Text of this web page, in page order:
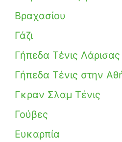
Βραχασίου
Γάζι
Γήπεδα Τένις Λάρισας
Γήπεδα Τένις στην
Γκραν Σλαμ Τένις
Γούβες
Ευκαρπία